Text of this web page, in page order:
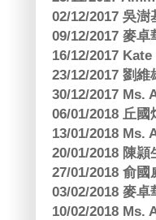
02/12/2017 吳
09/12/2017 麥
16/12/2017
23/12/2017 劉
30/12/2017 Ms.
06/01/2018 丘
13/01/2018 Ms.
20/01/2018 陳
27/01/2018 俞
03/02/2018 麥
10/02/2018 Ms.